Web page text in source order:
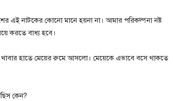
এই নাটকের কোনো মানে হয়না না। আমার পরিকল্পনা নষ্ট
করতে বাধ্য হবে।
খাবার হাতে মেয়ের রুমে আসলো। মেয়েকে এভাবে বসে থাকতে
কেন?